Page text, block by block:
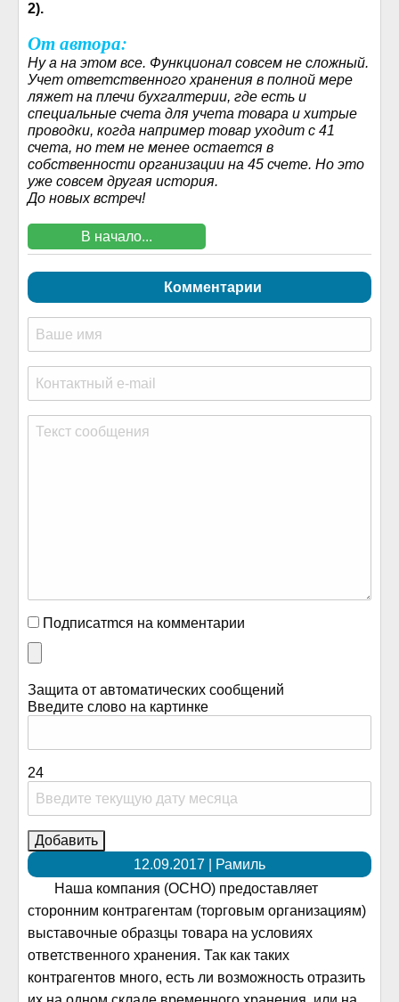
2).
От автора:
Ну а на этом все. Функционал совсем не сложный.
Учет ответственного хранения в полной мере
ляжет на плечи бухгалтерии, где есть и
специальные счета для учета товара и хитрые
проводки, когда например товар уходит с 41
счета, но тем не менее остается в
собственности организации на 45 счете. Но это
уже совсем другая история.
До новых встреч!
В начало...
Комментарии
Подписатmся на комментарии
Защита от автоматических сообщений
Введите слово на картинке
24
12.09.2017 | Рамиль
Наша компания (ОСНО) предоставляет
сторонним контрагентам (торговым организациям)
выставочные образцы товара на условиях
ответственного хранения. Так как таких
контрагентов много, есть ли возможность отразить